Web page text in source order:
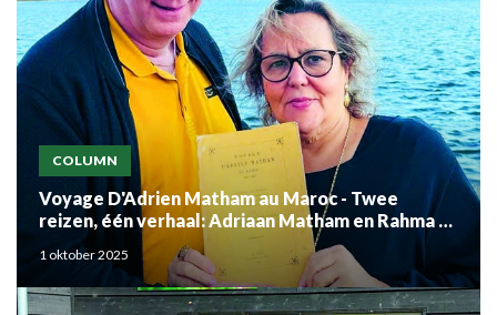
COLUMN
Voyage D'Adrien Matham au Maroc - Twee
reizen, één verhaal: Adriaan Matham en Rahma el
Mouden
1 oktober 2025